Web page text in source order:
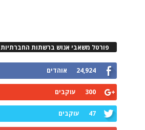
פורטל משאבי אנוש ברשתות החברתיות
24,924 אוהדים
300 עוקבים
47 עוקבים